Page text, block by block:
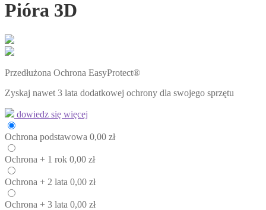
Pióra 3D
Przedłużona Ochrona EasyProtect®
Zyskaj nawet 3 lata dodatkowej ochrony dla swojego sprzętu
dowiedz się więcej
Ochrona podstawowa 0,00 zł
Ochrona + 1 rok 0,00 zł
Ochrona + 2 lata 0,00 zł
Ochrona + 3 lata 0,00 zł